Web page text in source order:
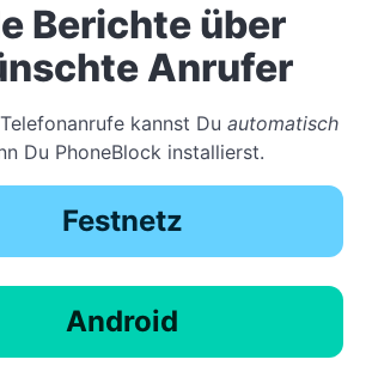
Berichte über
Anrufer
kannst Du automatisch
Du PhoneBlock installierst.
Festnetz
Android